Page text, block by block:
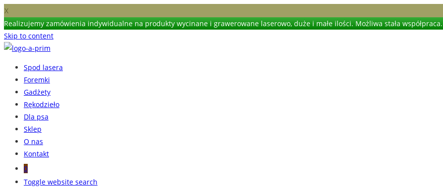
X
Realizujemy zamówienia indywidualne na produkty wycinane i grawerowane laserowo, duże i małe ilości. Możliwa stała współpraca.
Skip to content
Spod lasera
Foremki
Gadżety
Rękodzieło
Dla psa
Sklep
O nas
Kontakt
0
Toggle website search